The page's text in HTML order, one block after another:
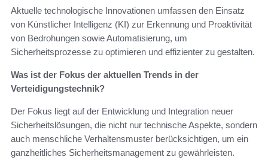
Aktuelle technologische Innovationen umfassen den Einsatz
von Künstlicher Intelligenz (KI) zur Erkennung und Proaktivität
von Bedrohungen sowie Automatisierung, um
Sicherheitsprozesse zu optimieren und effizienter zu gestalten.
Was ist der Fokus der aktuellen Trends in der
Verteidigungstechnik?
Der Fokus liegt auf der Entwicklung und Integration neuer
Sicherheitslösungen, die nicht nur technische Aspekte, sondern
auch menschliche Verhaltensmuster berücksichtigen, um ein
ganzheitliches Sicherheitsmanagement zu gewährleisten.